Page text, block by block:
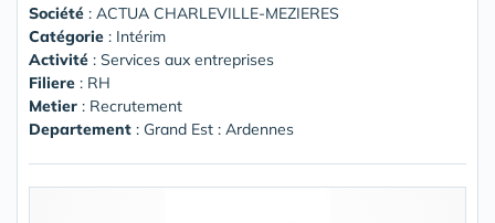
Société : ACTUA CHARLEVILLE-MEZIERES
Catégorie : Intérim
Activité : Services aux entreprises
Filiere : RH
Metier : Recrutement
Departement : Grand Est : Ardennes